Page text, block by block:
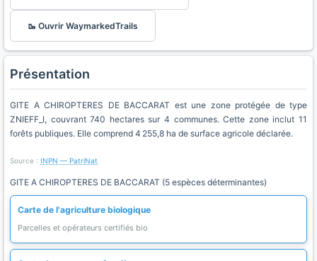
🥾 Ouvrir WaymarkedTrails
Présentation
GITE A CHIROPTERES DE BACCARAT est une zone protégée de type
ZNIEFF_I, couvrant 740 hectares sur 4 communes. Cette zone inclut 11
forêts publiques. Elle comprend 4 255,8 ha de surface agricole déclarée.
Source : INPN — PatriNat
GITE A CHIROPTERES DE BACCARAT (5 espèces déterminantes)
Carte de l'agriculture biologique
Parcelles et opérateurs certifiés bio